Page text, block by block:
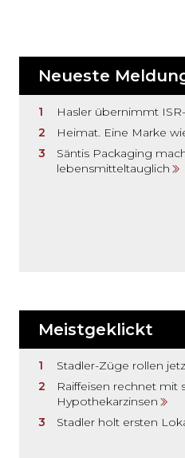
Neueste
Hasler übernimmt
Heimat. Eine Marke
Säntis Packaging
lebensmitteltauglich
Meistgeklickt
Stadler-Züge rollen
Raiffeisen rechnet mit
Hypothekarzinsen
Stadler holt ersten